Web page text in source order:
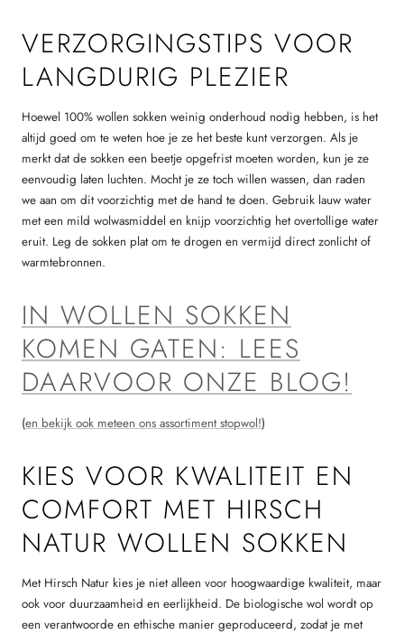
VERZORGINGSTIPS VOOR
LANGDURIG PLEZIER
Hoewel 100% wollen sokken weinig onderhoud nodig hebben, is het
altijd goed om te weten hoe je ze het beste kunt verzorgen. Als je
merkt dat de sokken een beetje opgefrist moeten worden, kun je ze
eenvoudig laten luchten. Mocht je ze toch willen wassen, dan raden
we aan om dit voorzichtig met de hand te doen. Gebruik lauw water
met een mild wolwasmiddel en knijp voorzichtig het overtollige water
eruit. Leg de sokken plat om te drogen en vermijd direct zonlicht of
warmtebronnen.
IN WOLLEN SOKKEN
KOMEN GATEN: LEES
DAARVOOR ONZE BLOG!
(en bekijk ook meteen ons assortiment stopwol!)
KIES VOOR KWALITEIT EN
COMFORT MET HIRSCH
NATUR WOLLEN SOKKEN
Met Hirsch Natur kies je niet alleen voor hoogwaardige kwaliteit, maar
ook voor duurzaamheid en eerlijkheid. De biologische wol wordt op
een verantwoorde en ethische manier geproduceerd, zodat je met